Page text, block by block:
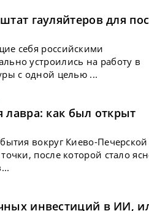
гауляйтеров для
себя российскими
устроились на работу в
с одной целью ...
лавра: как был открыт
вокруг Киево-Печерской
после которой стало
инвестиций в ИИ,